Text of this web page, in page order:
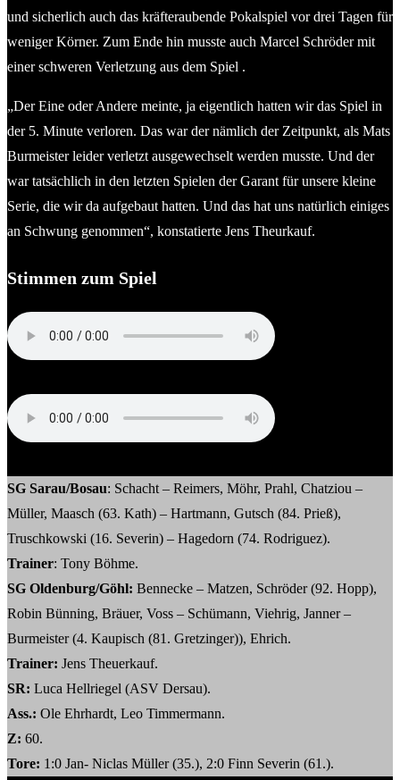
und sicherlich auch das kräfteraubende Pokalspiel vor drei Tagen für
weniger Körner. Zum Ende hin musste auch Marcel Schröder mit
einer schweren Verletzung aus dem Spiel .
„Der Eine oder Andere meinte, ja eigentlich hatten wir das Spiel in
der 5. Minute verloren. Das war der nämlich der Zeitpunkt, als Mats
Burmeister leider verletzt ausgewechselt werden musste. Und der
war tatsächlich in den letzten Spielen der Garant für unsere kleine
Serie, die wir da aufgebaut hatten. Und das hat uns natürlich einiges
an Schwung genommen“, konstatierte Jens Theurkauf.
Stimmen zum Spiel
SG Sarau/Bosau: Schacht – Reimers, Möhr, Prahl, Chatziou –
Müller, Maasch (63. Kath) – Hartmann, Gutsch (84. Prieß),
Truschkowski (16. Severin) – Hagedorn (74. Rodriguez).
Trainer: Tony Böhme.
SG Oldenburg/Göhl: Bennecke – Matzen, Schröder (92. Hopp),
Robin Bünning, Bräuer, Voss – Schümann, Viehrig, Janner –
Burmeister (4. Kaupisch (81. Gretzinger)), Ehrich.
Trainer: Jens Theuerkauf.
SR: Luca Hellriegel (ASV Dersau).
Ass.: Ole Ehrhardt, Leo Timmermann.
Z: 60.
Tore: 1:0 Jan- Niclas Müller (35.), 2:0 Finn Severin (61.).